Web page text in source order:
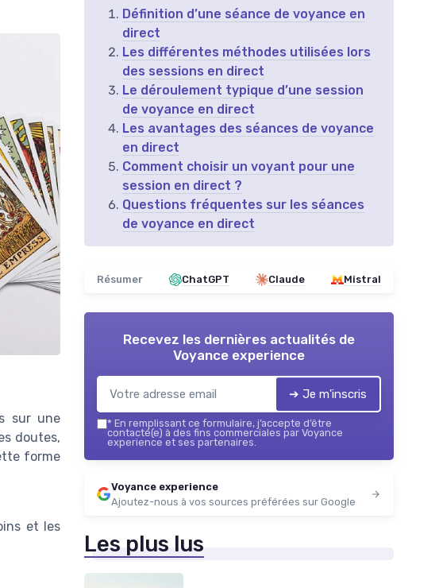
sur une
doutes,
forme
et les
Définition d’une séance de voyance en
direct
Les différentes méthodes utilisées lors
des sessions en direct
Le déroulement typique d’une session
de voyance en direct
Les avantages des séances de voyance
en direct
Comment choisir un voyant pour une
session en direct ?
Questions fréquentes sur les séances
de voyance en direct
Résumer ChatGPT Claude Mistral
Recevez les dernières actualités de
Voyance experience
➔ Je m'inscris
* En remplissant ce formulaire, j’accepte d’être
contacté(e) à des fins commerciales par Voyance
experience et ses partenaires.
Voyance experience
Ajoutez-nous à vos sources préférées sur Google
Les plus lus